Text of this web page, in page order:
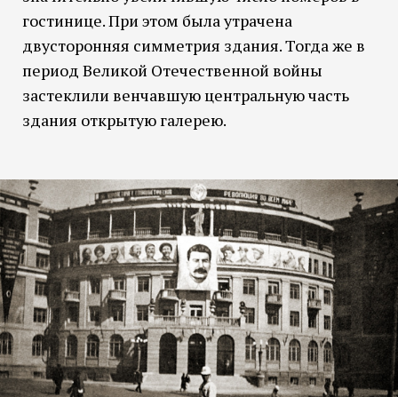
гостинице. При этом была утрачена
двусторонняя симметрия здания. Тогда же в
период Великой Отечественной войны
застеклили венчавшую центральную часть
здания открытую галерею.